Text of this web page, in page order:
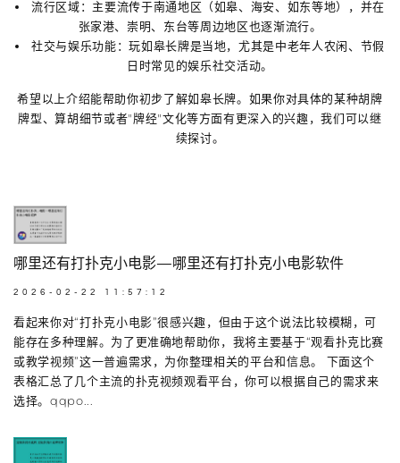
流行区域：主要流传于南通地区（如皋、海安、如东等地），并在
张家港、崇明、东台等周边地区也逐渐流行。
社交与娱乐功能：玩如皋长牌是当地，尤其是中老年人农闲、节假
日时常见的娱乐社交活动。
希望以上介绍能帮助你初步了解如皋长牌。如果你对具体的某种胡牌
牌型、算胡细节或者"牌经"文化等方面有更深入的兴趣，我们可以继
续探讨。
哪里还有打扑克小电影—哪里还有打扑克小电影软件
2026-02-22 11:57:12
看起来你对“打扑克小电影”很感兴趣，但由于这个说法比较模糊，可
能存在多种理解。为了更准确地帮助你，我将主要基于“观看扑克比赛
或教学视频”这一普遍需求，为你整理相关的平台和信息。 下面这个
表格汇总了几个主流的扑克视频观看平台，你可以根据自己的需求来
选择。qqpo...